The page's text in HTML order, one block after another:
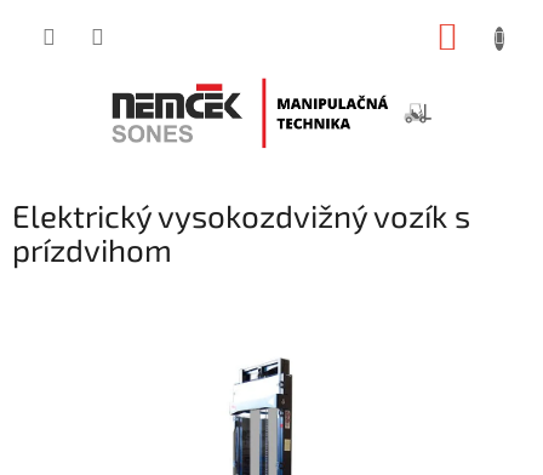
Elektrický vysokozdvižný vozík s
prízdvihom